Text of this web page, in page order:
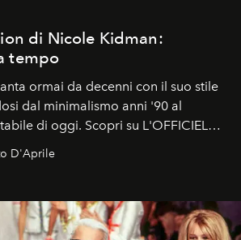
di Nicole Kidman:
tempo
ormai da decenni con il suo stile
dal minimalismo anni '90 al
di oggi. Scopri su L'OFFICIEL
D'Aprile